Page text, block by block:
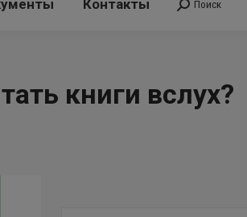
Контакты Поиск:
Поиск
книги вслух?